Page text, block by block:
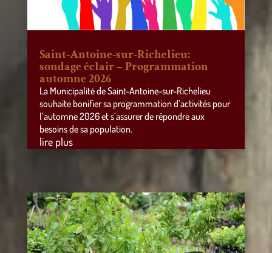
Saint-Antoine-sur-Richelieu:
sondage éclair – Programmation
automne 2026
La Municipalité de Saint-Antoine-sur-Richelieu
souhaite bonifier sa programmation d’activités pour
l’automne 2026 et s’assurer de répondre aux
besoins de sa population.
lire plus